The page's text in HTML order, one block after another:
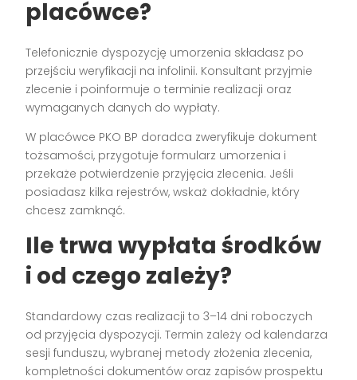
placówce?
Telefonicznie dyspozycję umorzenia składasz po
przejściu weryfikacji na infolinii. Konsultant przyjmie
zlecenie i poinformuje o terminie realizacji oraz
wymaganych danych do wypłaty.
W placówce PKO BP doradca zweryfikuje dokument
tożsamości, przygotuje formularz umorzenia i
przekaże potwierdzenie przyjęcia zlecenia. Jeśli
posiadasz kilka rejestrów, wskaż dokładnie, który
chcesz zamknąć.
Ile trwa wypłata środków
i od czego zależy?
Standardowy czas realizacji to 3–14 dni roboczych
od przyjęcia dyspozycji. Termin zależy od kalendarza
sesji funduszu, wybranej metody złożenia zlecenia,
kompletności dokumentów oraz zapisów prospektu